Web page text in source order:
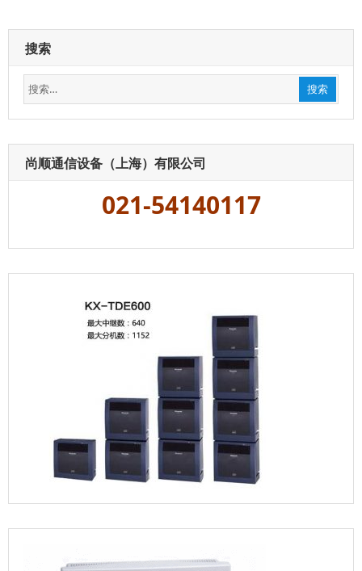
容
SIP
电
机
搜索
搜
索：
搜索
尚顺通信设备（上海）有限公司
021-54140117